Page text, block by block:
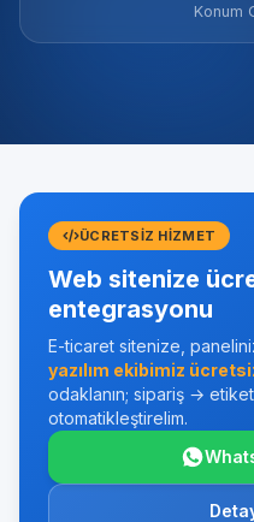
Konum
ÜCRETSIZ HIZMET
Web sitenize
entegrasyonu
E-ticaret sitenize,
yazılım ekibimiz
odaklanın; sipariş →
otomatikleştirelim.